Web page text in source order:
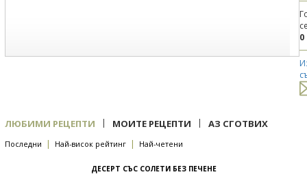
0
ЛЮБИМИ РЕЦЕПТИ | МОИТЕ РЕЦЕПТИ | АЗ СГОТВИХ
Последни | Най-висок рейтинг | Най-четени
ДЕСЕРТ СЪС СОЛЕТИ БЕЗ ПЕЧЕНЕ